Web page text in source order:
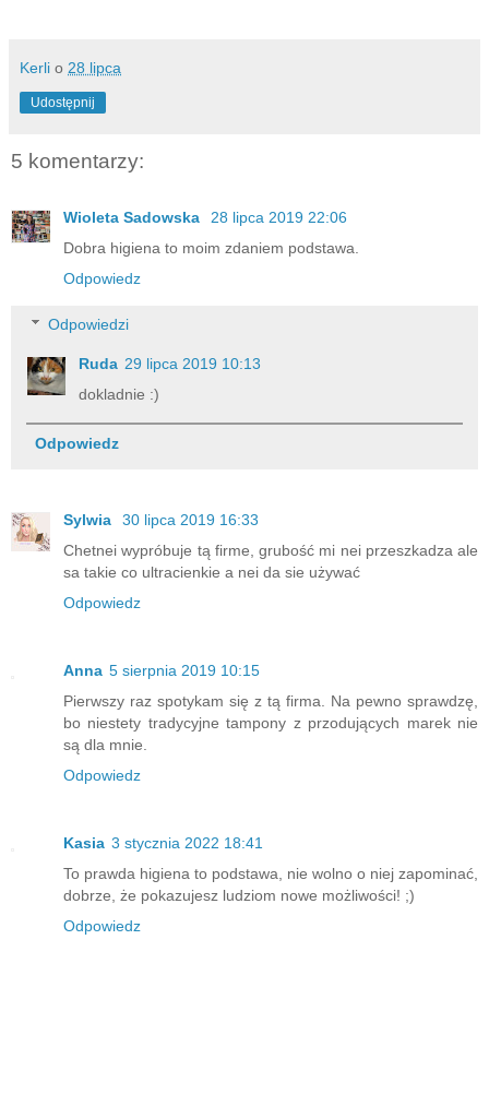
Kerli o 28 lipca
Udostępnij
5 komentarzy:
Wioleta Sadowska
28 lipca 2019 22:06
Dobra higiena to moim zdaniem podstawa.
Odpowiedz
Odpowiedzi
Ruda 29 lipca 2019 10:13
dokladnie :)
Odpowiedz
Sylwia
30 lipca 2019 16:33
Chetnei wypróbuje tą firme, grubość mi nei przeszkadza ale
sa takie co ultracienkie a nei da sie używać
Odpowiedz
Anna 5 sierpnia 2019 10:15
Pierwszy raz spotykam się z tą firma. Na pewno sprawdzę,
bo niestety tradycyjne tampony z przodujących marek nie
są dla mnie.
Odpowiedz
Kasia 3 stycznia 2022 18:41
To prawda higiena to podstawa, nie wolno o niej zapominać,
dobrze, że pokazujesz ludziom nowe możliwości! ;)
Odpowiedz